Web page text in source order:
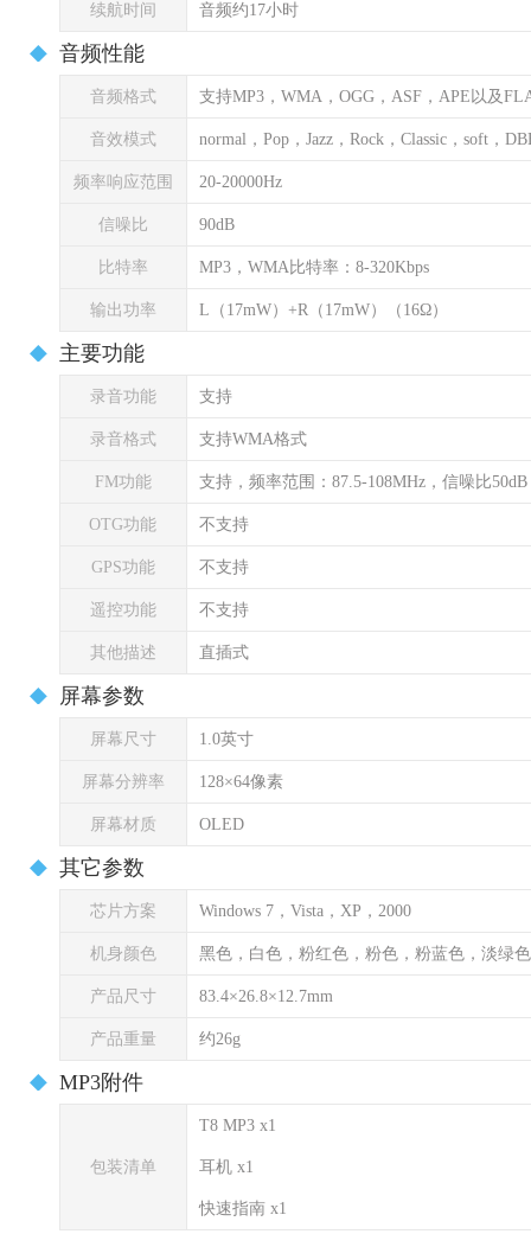
续航时间 音频约17小时
音频性能
音频格式 支持MP3，WMA，OGG，ASF，APE以及
音效模式 normal，Pop，Jazz，Rock，Classic，soft，
频率响应范围 20-20000Hz
信噪比 90dB
比特率 MP3，WMA比特率：8-320Kbps
输出功率 L（17mW）+R（17mW）（16Ω）
主要功能
录音功能 支持
录音格式 支持WMA格式
FM功能 支持，频率范围：87.5-108MHz，信噪比50dB
OTG功能 不支持
GPS功能 不支持
遥控功能 不支持
其他描述 直插式
屏幕参数
屏幕尺寸 1.0英寸
屏幕分辨率 128×64像素
屏幕材质 OLED
其它参数
芯片方案 Windows 7，Vista，XP，2000
机身颜色 黑色，白色，粉红色，粉色，粉蓝色，淡绿
产品尺寸 83.4×26.8×12.7mm
产品重量 约26g
MP3附件
包装清单
T8 MP3 x1
耳机 x1
快速指南 x1